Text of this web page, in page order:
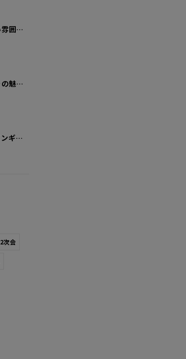
バーのあたたかい雰囲気と冬に楽しむ心温まる一杯の魅力を徹底解説
バーとバテンダーの魅力を東京都で極めるためのキャリアガイドと大人のルール解説
バーで味わうアバンギャルドな体験と非日常の自己表現ガイド
2次会